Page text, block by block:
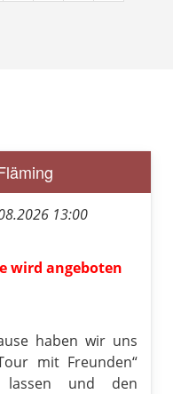
13:00
wird angeboten
haben wir uns
mit Freunden“
und den